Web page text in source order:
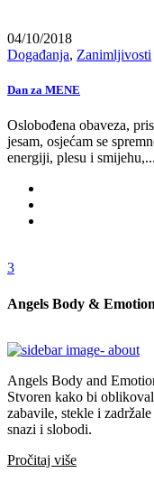
04/10/2018
Događanja, Zanimljivosti
Dan za MENE
Oslobođena obaveza,
jesam, osjećam se
energiji, plesu i smijehu,...
3
Angels Body &
Angels Body and
Stvoren kako bi
zabavile, stekle i
snazi i slobodi.
Pročitaj više